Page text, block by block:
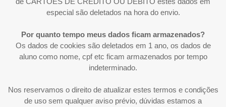
especial são deletados na hora do envio.
Por quanto tempo meus dados ficam armazenados?
Os dados de cookies são deletados em 1 ano, os dados de
aluno como nome, cpf etc ficam armazenados por tempo
indeterminado.
Nos reservamos o direito de atualizar estes termos e condições
de uso sem qualquer aviso prévio, dúvidas estamos a